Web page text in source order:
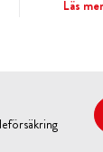
Läs